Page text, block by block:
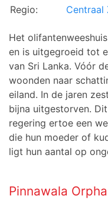
Regio: Centraal
Het
en is uitgegroeid tot
van Sri Lanka. Vóór
woonden naar
eiland. In de jaren
bijna uitgestorven.
regering ertoe een
die hun moeder of
ligt hun aantal op
Pinnawala